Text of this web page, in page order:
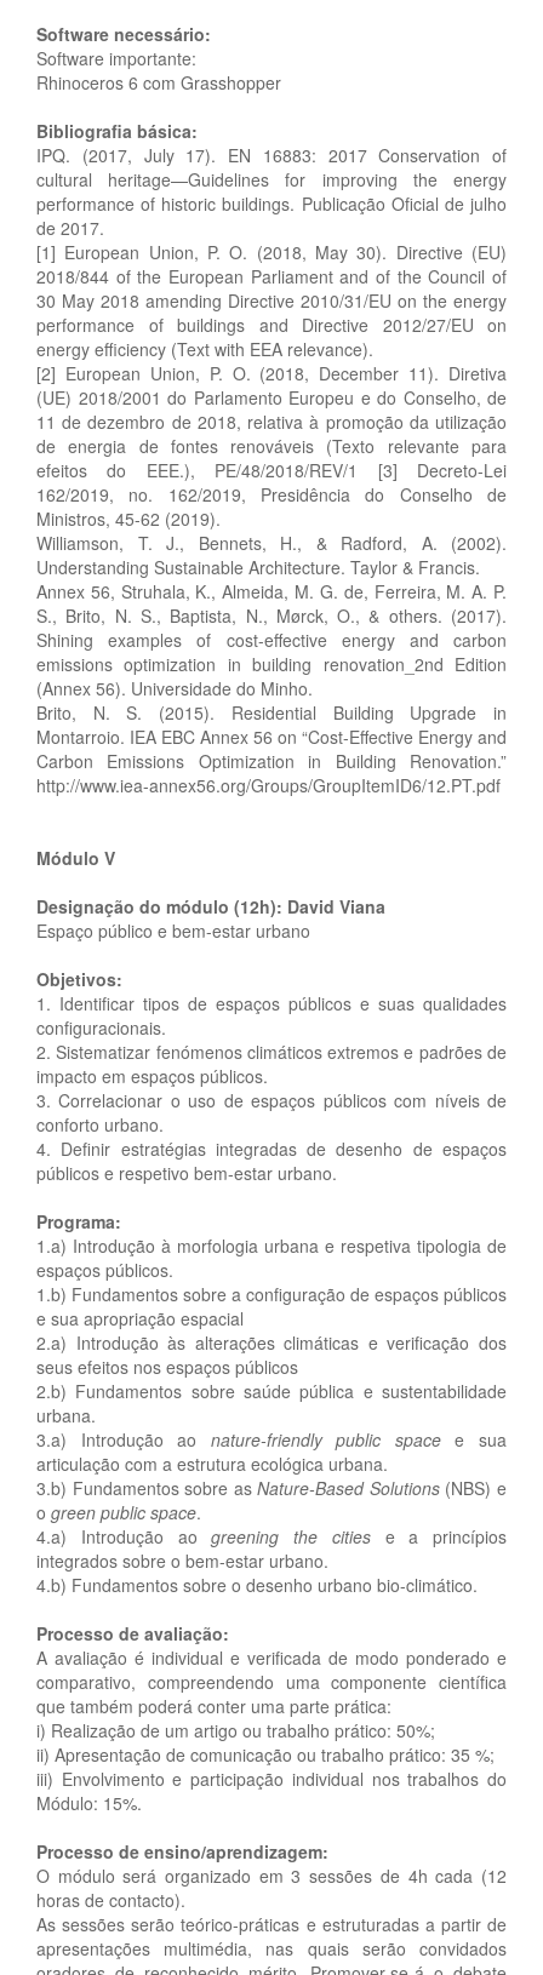
Software necessário:
Software importante:
Rhinoceros 6 com Grasshopper
Bibliografia básica:
IPQ. (2017, July 17). EN 16883: 2017 Conservation of
cultural heritage—Guidelines for improving the energy
performance of historic buildings. Publicação Oficial de julho
de 2017.
[1] European Union, P. O. (2018, May 30). Directive (EU)
2018/844 of the European Parliament and of the Council of
30 May 2018 amending Directive 2010/31/EU on the energy
performance of buildings and Directive 2012/27/EU on
energy efficiency (Text with EEA relevance).
[2] European Union, P. O. (2018, December 11). Diretiva
(UE) 2018/2001 do Parlamento Europeu e do Conselho, de
11 de dezembro de 2018, relativa à promoção da utilização
de energia de fontes renováveis (Texto relevante para
efeitos do EEE.), PE/48/2018/REV/1 [3] Decreto-Lei
162/2019, no. 162/2019, Presidência do Conselho de
Ministros, 45-62 (2019).
Williamson, T. J., Bennets, H., & Radford, A. (2002).
Understanding Sustainable Architecture. Taylor & Francis.
Annex 56, Struhala, K., Almeida, M. G. de, Ferreira, M. A. P.
S., Brito, N. S., Baptista, N., Mørck, O., & others. (2017).
Shining examples of cost-effective energy and carbon
emissions optimization in building renovation_2nd Edition
(Annex 56). Universidade do Minho.
Brito, N. S. (2015). Residential Building Upgrade in
Montarroio. IEA EBC Annex 56 on “Cost-Effective Energy and
Carbon Emissions Optimization in Building Renovation.”
http://www.iea-annex56.org/Groups/GroupItemID6/12.PT.pdf
Módulo V
Designação do módulo (12h): David Viana
Espaço público e bem-estar urbano
Objetivos:
1. Identificar tipos de espaços públicos e suas qualidades
configuracionais.
2. Sistematizar fenómenos climáticos extremos e padrões de
impacto em espaços públicos.
3. Correlacionar o uso de espaços públicos com níveis de
conforto urbano.
4. Definir estratégias integradas de desenho de espaços
públicos e respetivo bem-estar urbano.
Programa:
1.a) Introdução à morfologia urbana e respetiva tipologia de
espaços públicos.
1.b) Fundamentos sobre a configuração de espaços públicos
e sua apropriação espacial
2.a) Introdução às alterações climáticas e verificação dos
seus efeitos nos espaços públicos
2.b) Fundamentos sobre saúde pública e sustentabilidade
urbana.
3.a) Introdução ao nature-friendly public spacee sua
articulação com a estrutura ecológica urbana.
3.b) Fundamentos sobre asNature-Based Solutions(NBS) e
o green public space.
4.a) Introdução aogreening the citiese a princípios
integrados sobre o bem-estar urbano.
4.b) Fundamentos sobre o desenho urbano bio-climático.
Processo de avaliação:
A avaliação é individual e verificada de modo ponderado e
comparativo, compreendendo uma componente científica
que também poderá conter uma parte prática:
i) Realização de um artigo ou trabalho prático: 50%;
ii) Apresentação de comunicação ou trabalho prático: 35 %;
iii) Envolvimento e participação individual nos trabalhos do
Módulo: 15%.
Processo de ensino/aprendizagem:
O módulo será organizado em 3 sessões de 4h cada (12
horas de contacto).
As sessões serão teórico-práticas e estruturadas a partir de
apresentações multimédia, nas quais serão convidados